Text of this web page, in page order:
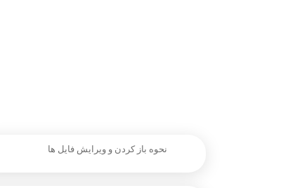
نحوه باز کردن و ویرایش فایل ها